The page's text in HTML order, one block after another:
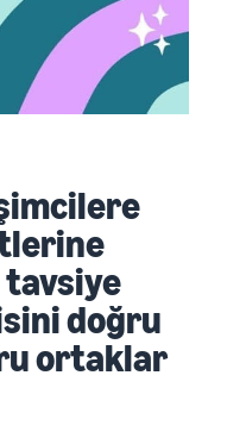
doğru
ortaklar